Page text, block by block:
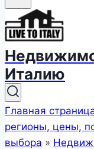
Италию
Главная
регионы, цены,
выбора »